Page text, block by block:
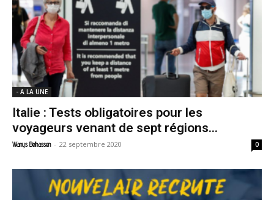
- A LA UNE
Italie : Tests obligatoires pour les
voyageurs venant de sept régions...
Wanys Belhassen - 22 septembre 2020 0